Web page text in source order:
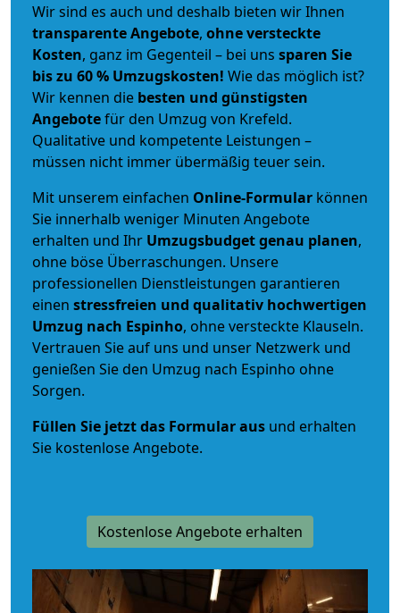
Wir sind es auch und deshalb bieten wir Ihnen
transparente Angebote, ohne versteckte
Kosten, ganz im Gegenteil – bei uns sparen Sie
bis zu 60 % Umzugskosten! Wie das möglich ist?
Wir kennen die besten und günstigsten
Angebotefür den Umzug von Krefeld.
Qualitative und kompetente Leistungen –
müssen nicht immer übermäßig teuer sein.
Mit unserem einfachen Online-Formular können
Sie innerhalb weniger Minuten Angebote
erhalten und Ihr Umzugsbudgetgenau planen,
ohne böse Überraschungen. Unsere
professionellen Dienstleistungen garantieren
einen stressfreien und qualitativ hochwertigen
Umzug nach Espinho, ohne versteckte Klauseln.
Vertrauen Sie auf uns und unser Netzwerk und
genießen Sie den Umzug nach Espinho ohne
Sorgen.
Füllen Sie jetzt das Formular aus und erhalten
Sie kostenlose Angebote.
Kostenlose Angebote erhalten